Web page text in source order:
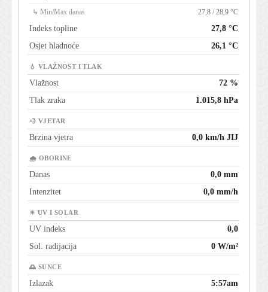
↳ Min/Max danas 27,8 / 28,9 °C
Indeks topline
27,8 °C
Osjet hladnoće
26,1 °C
💧 VLAŽNOST I TLAK
Vlažnost
72 %
Tlak zraka
1.015,8 hPa
💨 VJETAR
Brzina vjetra 0,0 km/h JIJ
🌧 OBORINE
Danas
0,0 mm
Intenzitet
0,0 mm/h
☀ UV I SOLAR
UV indeks
0,0
Sol. radijacija
0 W/m²
🌅 SUNCE
Izlazak
5:57am